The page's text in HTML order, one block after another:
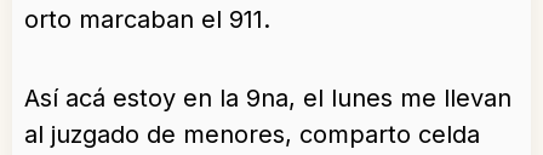
orto marcaban el 911.
Así acá estoy en la 9na, el lunes me llevan
al juzgado de menores, comparto celda